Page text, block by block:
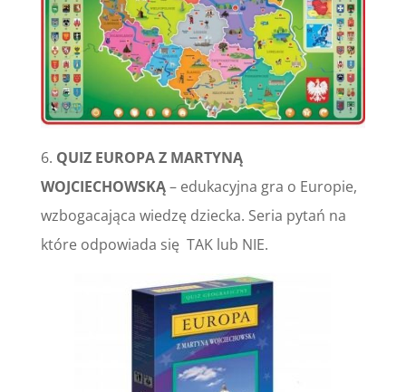
6. QUIZ EUROPA Z MARTYNĄ
WOJCIECHOWSKĄ– edukacyjna gra o Europie,
wzbogacająca wiedzę dziecka. Seria pytań na
które odpowiada się TAK lub NIE.